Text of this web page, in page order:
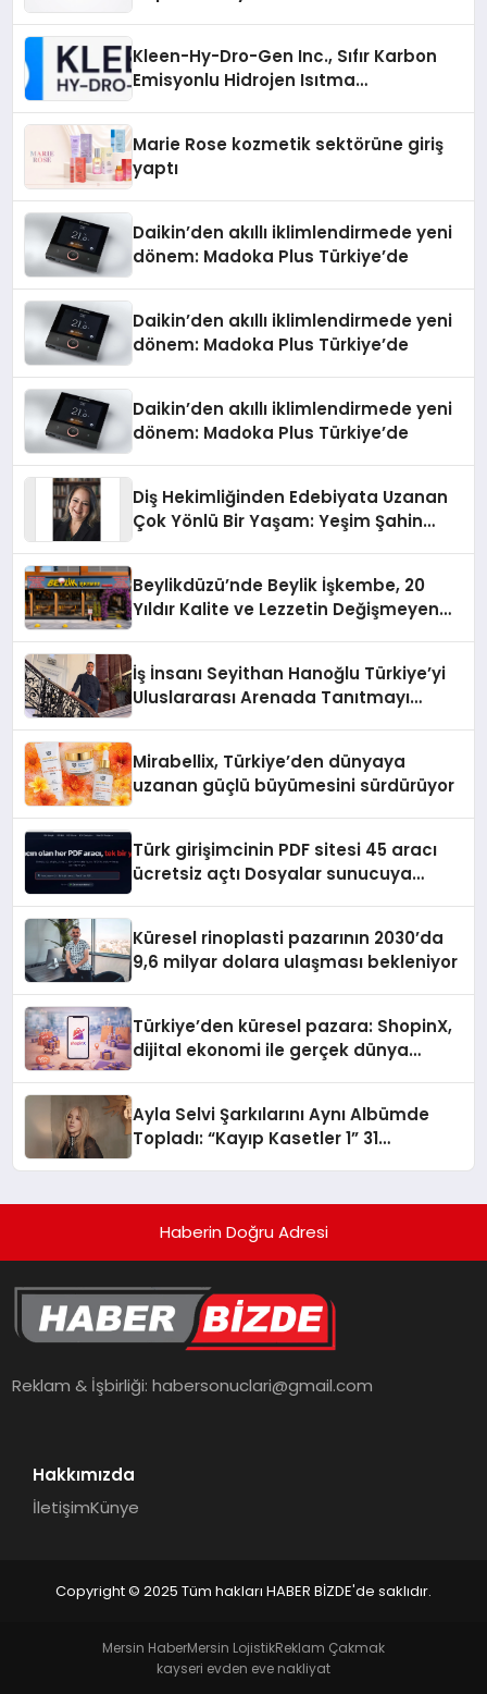
Kleen-Hy-Dro-Gen Inc., Sıfır Karbon
Emisyonlu Hidrojen Isıtma
Marie Rose kozmetik sektörüne giriş
yaptı
Daikin’den akıllı iklimlendirmede yeni
dönem: Madoka Plus Türkiye’de
Daikin’den akıllı iklimlendirmede yeni
dönem: Madoka Plus Türkiye’de
Daikin’den akıllı iklimlendirmede yeni
dönem: Madoka Plus Türkiye’de
Diş Hekimliğinden Edebiyata Uzanan
Çok Yönlü Bir Yaşam: Yeşim Şahin
Beylikdüzü’nde Beylik İşkembe, 20
Yıldır Kalite ve Lezzetin Değişmeyen
İş İnsanı Seyithan Hanoğlu Türkiye’yi
Uluslararası Arenada Tanıtmayı
Mirabellix, Türkiye’den dünyaya
uzanan güçlü büyümesini sürdürüyor
Türk girişimcinin PDF sitesi 45 aracı
ücretsiz açtı Dosyalar sunucuya
Küresel rinoplasti pazarının 2030’da
9,6 milyar dolara ulaşması bekleniyor
Türkiye’den küresel pazara: ShopinX,
dijital ekonomi ile gerçek dünya
Ayla Selvi Şarkılarını Aynı Albümde
Topladı: “Kayıp Kasetler 1” 31
Haberin Doğru Adresi
Reklam & İşbirliği:habersonuclari@gmail.com
Hakkımızda
İletişimKünye
Copyright © 2025 Tüm hakları HABER BİZDE'de saklıdır.
Mersin HaberMersin LojistikReklam Çakmak
kayseri evden eve nakliyat